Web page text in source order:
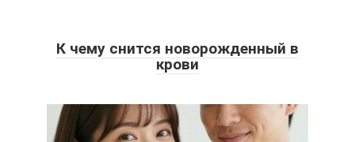
К чему снится новорожденный в
крови